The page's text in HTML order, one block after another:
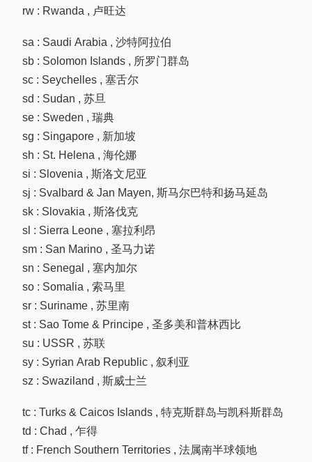
rw : Rwanda , 卢旺达
sa : Saudi Arabia , 沙特阿拉伯
sb : Solomon Islands , 所罗门群岛
sc : Seychelles , 塞舌尔
sd : Sudan , 苏旦
se : Sweden , 瑞典
sg : Singapore , 新加坡
sh : St. Helena , 海伦娜
si : Slovenia , 斯洛文尼亚
sj : Svalbard & Jan Mayen, 斯马尔巴特和扬马延岛
sk : Slovakia , 斯洛伐克
sl : Sierra Leone , 塞拉利昂
sm : San Marino , 圣马力诺
sn : Senegal , 塞内加尔
so : Somalia , 索马里
sr : Suriname , 苏里南
st : Sao Tome & Principe , 圣多美和普林西比
su : USSR , 苏联
sy : Syrian Arab Republic , 叙利亚
sz : Swaziland , 斯威士兰
tc : Turks & Caicos Islands , 特克斯群岛与凯科斯群岛
td : Chad , 乍得
tf : French Southern Territories , 法属南半球领地